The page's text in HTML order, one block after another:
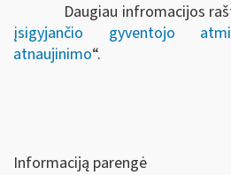
Daugiau infromacijos
įsigyjančio gyventojo
atnaujinimo“.
Informaciją parengė